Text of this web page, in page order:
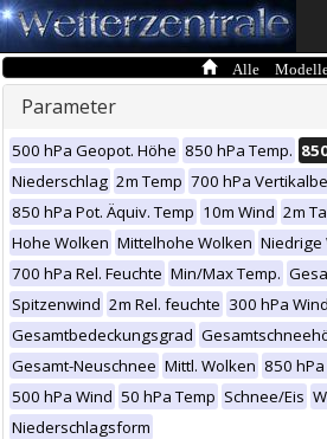
Alle
Parameter
500 hPa Geopot. Höhe 850 hPa Temp.
Niederschlag 2m Temp 700 hPa
850 hPa Pot. Äquiv. Temp 10m Wind 2m
Hohe Wolken Mittelhohe Wolken Niedrige
700 hPa Rel. Feuchte Min/Max Temp.
Spitzenwind 2m Rel. feuchte 300 hPa Wind
Gesamtbedeckungsgrad
Gesamt-Neuschnee Mittl. Wolken 850
500 hPa Wind 50 hPa Temp Schnee/Eis
Niederschlagsform